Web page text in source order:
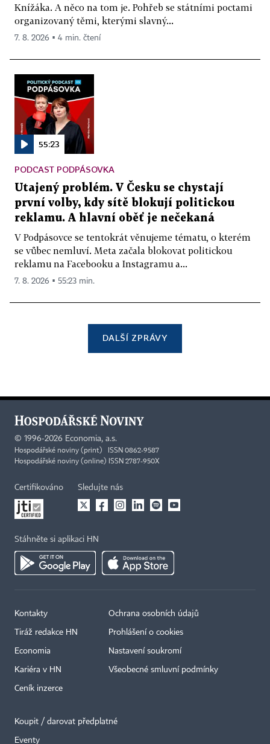
Knížáka. A něco na tom je. Pohřeb se státními poctami
organizovaný těmi, kterými slavný...
7. 8. 2026 ▪ 4 min. čtení
55:23
PODCAST PODPÁSOVKA
Utajený problém. V Česku se chystají
první volby, kdy sítě blokují politickou
reklamu. A hlavní oběť je nečekaná
V Podpásovce se tentokrát věnujeme tématu, o kterém
se vůbec nemluví. Meta začala blokovat politickou
reklamu na Facebooku a Instagramu a...
7. 8. 2026 ▪ 55:23 min.
DALŠÍ ZPRÁVY
© 1996-2026 Economia, a.s.
Hospodářské noviny (print) ISSN 0862-9587
Hospodářské noviny (online) ISSN 2787-950X
Certifikováno Sledujte nás
Stáhněte si aplikaci HN
Kontakty
Tiráž redakce HN
Economia
Kariéra v HN
Ceník inzerce
Ochrana osobních údajů
Prohlášení o cookies
Nastavení soukromí
Všeobecné smluvní podmínky
Koupit / darovat předplatné
Eventy